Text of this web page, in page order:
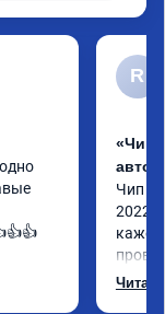
R
«Чип
Чип
2022